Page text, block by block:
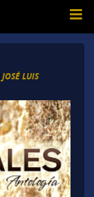
JOSÉ LUIS